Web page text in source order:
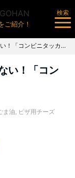
ご紹介！
検索
【簡単レシピ】ビールが止まらない！「コンビニタッカルビ」
い！「コン
ま油, ピザ用チーズ